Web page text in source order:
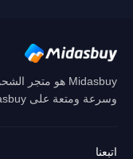
وسرعة ومتعة على Midasbuy.
اتبعنا